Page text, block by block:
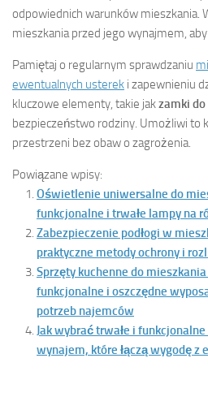
odpowiednich warunków mieszkania.
mieszkania przed jego wynajmem,
Pamiętaj o regularnym sprawdzaniu
ewentualnych usterek i zapewnieniu
kluczowe elementy, takie jakzamki
bezpieczeństwo rodziny. Umożliwi to
przestrzeni bez obaw o zagrożenia.
Powiązane wpisy:
Oświetlenie uniwersalne do
funkcjonalne i trwałe lampy na
Zabezpieczenie podłogi w
praktyczne metody ochrony i
Sprzęty kuchenne do
funkcjonalne i oszczędne
potrzeb najemców
Jak wybrać trwałe i
wynajem, które łączą wygodę z